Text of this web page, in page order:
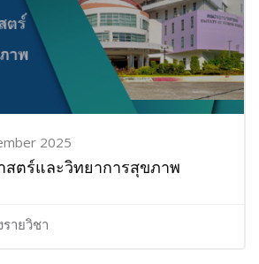
2025
ตร์และวิทยาการสุขภาพ
ายวิชา